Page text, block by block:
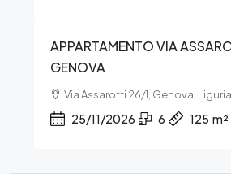
APPARTAMENTO VIA
GENOVA
Via Assarotti 26/1, Genova,
25/11/2026 6 125 m²